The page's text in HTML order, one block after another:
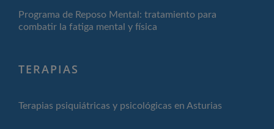
Programa de Reposo Mental: tratamiento para
combatir la fatiga mental y física
TERAPIAS
Terapias psiquiátricas y psicológicas en Asturias